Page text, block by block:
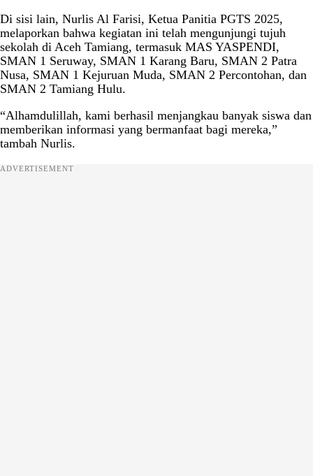
Di sisi lain, Nurlis Al Farisi, Ketua Panitia PGTS 2025,
melaporkan bahwa kegiatan ini telah mengunjungi tujuh
sekolah di Aceh Tamiang, termasuk MAS YASPENDI,
SMAN 1 Seruway, SMAN 1 Karang Baru, SMAN 2 Patra
Nusa, SMAN 1 Kejuruan Muda, SMAN 2 Percontohan, dan
SMAN 2 Tamiang Hulu.
“Alhamdulillah, kami berhasil menjangkau banyak siswa dan
memberikan informasi yang bermanfaat bagi mereka,”
tambah Nurlis.
ADVERTISEMENT